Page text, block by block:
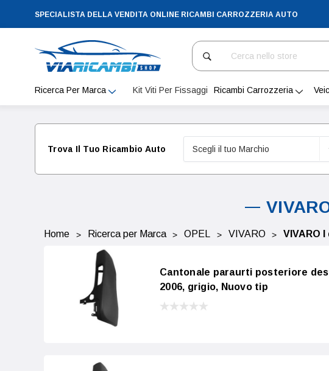
SPECIALISTA DELLA VENDITA ONLINE RICAMBI CARROZZERIA AUTO
Cerca
Ricerca Per Marca Kit Viti Per Fissaggi Ricambi Carrozzeria
Trova Il Tuo Ricambio Auto
Home Ricerca per Marca OPEL VIVARO VIVARO I
Cantonale paraurti posteriore
2006, grigio, Nuovo tip